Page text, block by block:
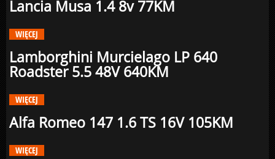
Lancia Musa 1.4 8v 77KM
WIĘCEJ
Lamborghini Murcielago LP 640
Roadster 5.5 48V 640KM
WIĘCEJ
Alfa Romeo 147 1.6 TS 16V 105KM
WIĘCEJ